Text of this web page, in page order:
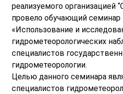
реализуемого организацией
провело обучающий семинар
«Использование и
гидрометеорологических
специалистов
гидрометеорологии.
Целью данного семинара
специалистов